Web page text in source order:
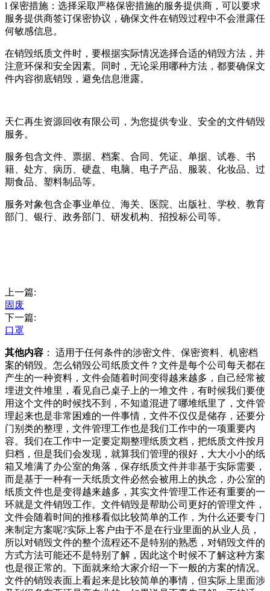
l 保密措施：选择采取严格保密措施的服务提供商，可以要求
服务提供商签订保密协议，确保文件在销毁过程中不会泄露任
何敏感信息。
在销毁纸质文件时，要根据实际情况选择合适的销毁方法，并
注意环保和安全因素。同时，无论采用哪种方法，都要确保文
件内容彻底销毁，避免信息泄露。
天仁再生资源回收有限公司，为您提供专业、安全的文件销毁
服务。
服务包含文件、票据、档案、合同、凭证、单据、试卷、书
籍、处方、病历、硬盘、电脑、电子产品、服装、化妆品、过
期食品、塑料制品等。
服务对象包含企事业单位、海关、医院、出版社、学校、教育
部门、银行、政务部门、研发机构、招投标公司等。
上一篇:
固废
下一篇:
口罩
其他内容 ： 适用于任何条件的涉密文件、保密资料、机密档
案的销毁。怎么销毁公司纸质文件？文件是每个公司每天都在
产生的一种资料，文件会随着时间变得越来越多，自己经常被
埋进文件堆里，看见自己桌子上的一堆文件，有时候我们要使
用这个文件的时候找不到，不知道混进了哪堆纸里了，文件管
理起来也是非常困难的一件事情，文件不仅仅是储存，还要分
门别类的整理，文件管理工作也是我们工作中的一项重要内
容。我们在工作中一定要定期整理纸质文档，把纸质文件按月
归档，但是我们会发现，就算我们管理的很好，大大小小的纸
箱又堆满了办公室的角落，保存纸质文件并非基于实际需要，
而是基于一种有一天纸质文件必然会被用上的执念，办公室的
纸质文件也是变得越来越多，其实文件管理工作还有重要的一
环就是文件销毁工作。文件销毁是帮助公司更好的管理文件，
文件会随着时间的推移看似比较简单的工作，为什么还要专门
来制定方案呢?实际上客户由于不是在行业里面的从业人员，
所以对销毁文件的整个流程还不是特别的熟悉，对销毁文件的
方式方法可能还不是特别了解，因此这个时候不了解这种方案
也是很正常的。下面就来给大家介绍一下一般的方案的情况。
文件的销毁表面上看起来是比较简单的事情，但实际上里面涉